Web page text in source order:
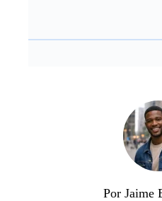
Por Jaime